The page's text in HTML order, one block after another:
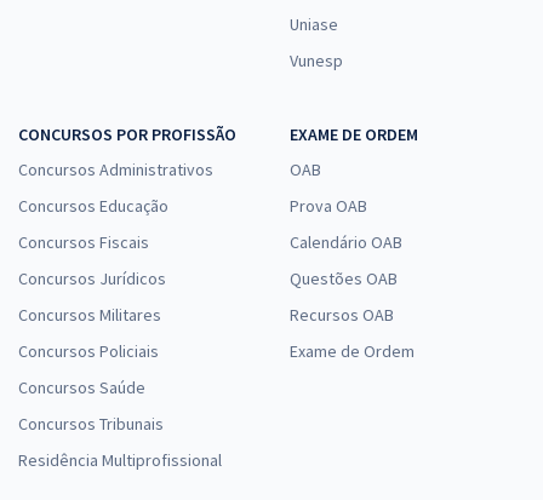
Uniase
Vunesp
CONCURSOS POR PROFISSÃO
Concursos Administrativos
Concursos Educação
Concursos Fiscais
Concursos Jurídicos
Concursos Militares
Concursos Policiais
Concursos Saúde
Concursos Tribunais
Residência Multiprofissional
EXAME DE ORDEM
OAB
Prova OAB
Calendário OAB
Questões OAB
Recursos OAB
Exame de Ordem